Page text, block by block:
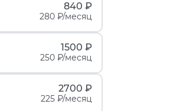
840 ₽
280 ₽/месяц
1500 ₽
250 ₽/месяц
2700 ₽
225 ₽/месяц